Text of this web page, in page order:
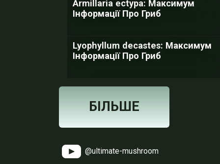
Armillaria ectypa: Максимум
Інформації Про Гриб
Lyophyllum decastes: Максимум
Інформації Про Гриб
БІЛЬШЕ
@ultimate-mushroom